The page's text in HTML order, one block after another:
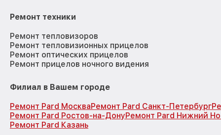
Ремонт техники
Ремонт тепловизоров
Ремонт тепловизионных прицелов
Ремонт оптических прицелов
Ремонт прицелов ночного видения
Филиал в Вашем городе
Ремонт Pard МоскваРемонт Pard Санкт-Петербург
Ремонт Pard Ростов-на-ДонуРемонт Pard Нижний
Ремонт Pard Казань